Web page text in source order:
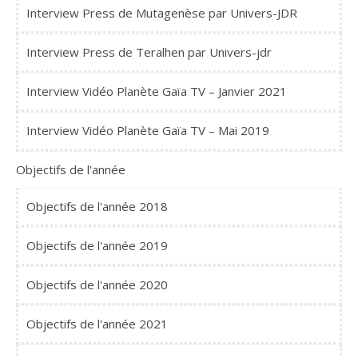
Interview Press de Mutagenèse par Univers-JDR
Interview Press de Teralhen par Univers-jdr
Interview Vidéo Planète Gaïa TV – Janvier 2021
Interview Vidéo Planète Gaïa TV – Mai 2019
Objectifs de l'année
Objectifs de l'année 2018
Objectifs de l'année 2019
Objectifs de l'année 2020
Objectifs de l'année 2021